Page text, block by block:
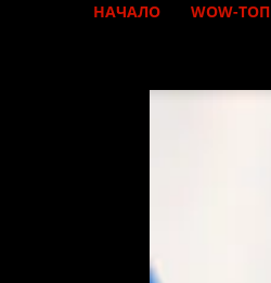
НАЧАЛО WOW-ТОП